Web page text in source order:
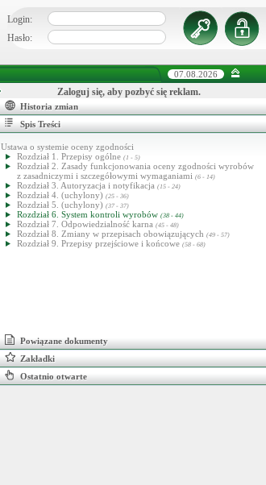
Login:
Hasło:
07.08.2026
Zaloguj się, aby pozbyć się reklam.
Historia zmian
Spis Treści
Ustawa o systemie oceny zgodności
Rozdział 1. Przepisy ogólne (1 - 5)
Rozdział 2. Zasady funkcjonowania oceny zgodności wyrobów
z zasadniczymi i szczegółowymi wymaganiami (6 - 14)
Rozdział 3. Autoryzacja i notyfikacja (15 - 24)
Rozdział 4. (uchylony) (25 - 36)
Rozdział 5. (uchylony) (37 - 37)
Rozdział 6. System kontroli wyrobów (38 - 44)
Rozdział 7. Odpowiedzialność karna (45 - 48)
Rozdział 8. Zmiany w przepisach obowiązujących (49 - 57)
Rozdział 9. Przepisy przejściowe i końcowe (58 - 68)
Powiązane dokumenty
Zakładki
Ostatnio otwarte